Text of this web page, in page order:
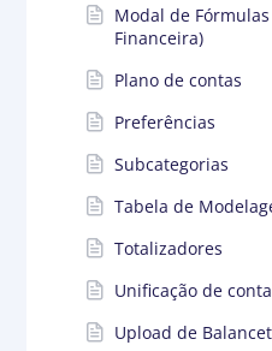
Modal de
Financeira)
Plano de contas
Preferências
Subcategorias
Tabela de
Totalizadores
Unificação de
Upload de